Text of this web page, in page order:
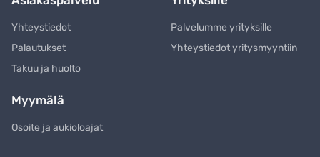
Yhteystiedot
Palautukset
Takuu ja huolto
Palvelumme yrityksille
Yhteystiedot yritysmyyntiin
Myymälä
Osoite ja aukioloajat